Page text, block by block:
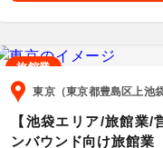
旅館業
東京（東京都豊島区上池袋
【池袋エリア/旅館業/
ンバウンド向け旅館業